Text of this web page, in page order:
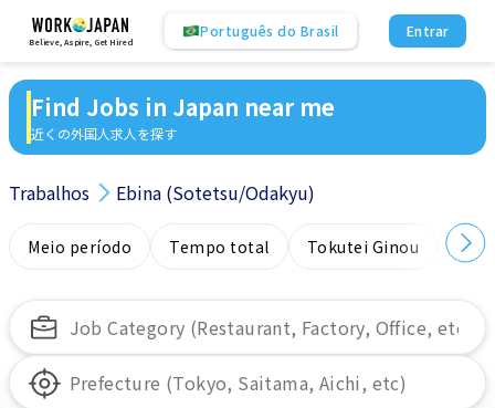
Believe, Aspire, Get Hired
Português do Brasil Entrar
Find Jobs in Japan near me
近くの外国人求人を探す
Trabalhos Ebina (Sotetsu/Odakyu)
Meio período Tempo total Tokutei Ginou